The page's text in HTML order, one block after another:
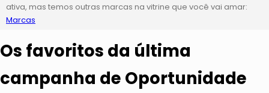
ativa, mas temos outras marcas na vitrine que você vai amar:
Marcas
Os favoritos da última
campanha de Oportunidade